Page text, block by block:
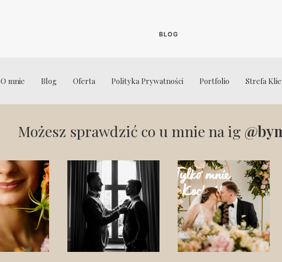
BLOG
O mnie Blog Oferta Polityka Prywatności Portfolio Strefa
Możesz sprawdzić co u mnie na ig